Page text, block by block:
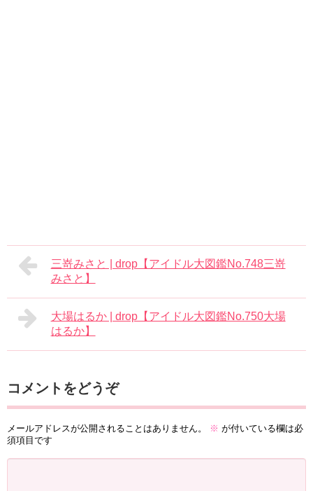
三嵜みさと | drop【アイドル大図鑑No.748三嵜
みさと】
大場はるか | drop【アイドル大図鑑No.750大場
はるか】
コメントをどうぞ
メールアドレスが公開されることはありません。 ※ が付いている欄は必
須項目です